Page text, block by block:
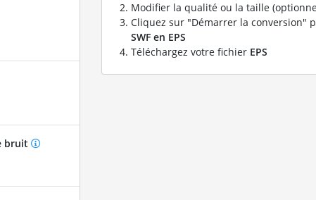
bruit
Modifier la qualité ou la taille
Cliquez sur "Démarrer la conversion"
SWF en EPS
Téléchargez votre fichier EPS